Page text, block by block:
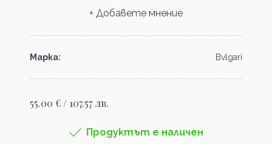
+ Добавете мнение
Марка: Bvlgari
55.00 € / 107.57 лв.
Продуктът е наличен